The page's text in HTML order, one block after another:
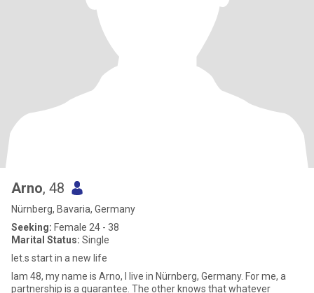
Arno, 48
Nürnberg, Bavaria, Germany
Seeking: Female 24 - 38
Marital Status: Single
let.s start in a new life
Iam 48, my name is Arno, I live in Nürnberg, Germany. For me, a
partnership is a guarantee. The other knows that whatever